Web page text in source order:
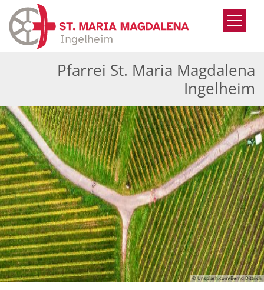
Zum Inhalt springen
Pfarrei St. Maria Magdalena
Ingelheim
© Unsplash.com/Bernd Dittrich